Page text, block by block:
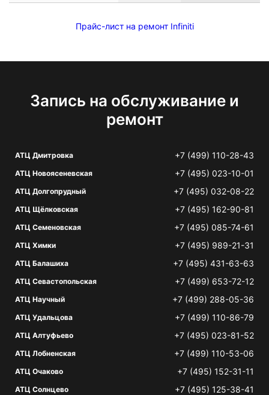
Прайс-лист на ремонт Infiniti
Запись на обслуживание и
ремонт
АТЦ Дмитровка +7 (499) 110-28-43
АТЦ Новоясеневская +7 (495) 023-10-01
АТЦ Долгопрудный +7 (495) 032-08-22
АТЦ Щёлковская +7 (495) 162-90-81
АТЦ Семеновская +7 (495) 085-74-61
АТЦ Химки +7 (495) 989-21-31
АТЦ Балашиха +7 (495) 431-63-63
АТЦ Севастопольская +7 (499) 653-72-12
АТЦ Научный +7 (499) 288-05-36
АТЦ Удальцова +7 (499) 110-86-79
АТЦ Алтуфьево +7 (495) 023-81-52
АТЦ Лобненская +7 (499) 110-53-06
АТЦ Очаково +7 (495) 152-31-11
АТЦ Солнцево +7 (495) 125-38-41